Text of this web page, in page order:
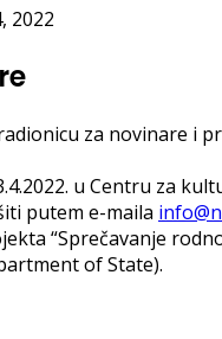
2022
za novinare i
u Centru za
putem e-maila
“Sprečavanje
of State).